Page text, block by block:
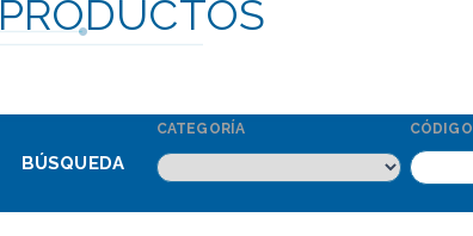
PRODUCTOS
CATEGORÍA CÓDIGO
BÚSQUEDA